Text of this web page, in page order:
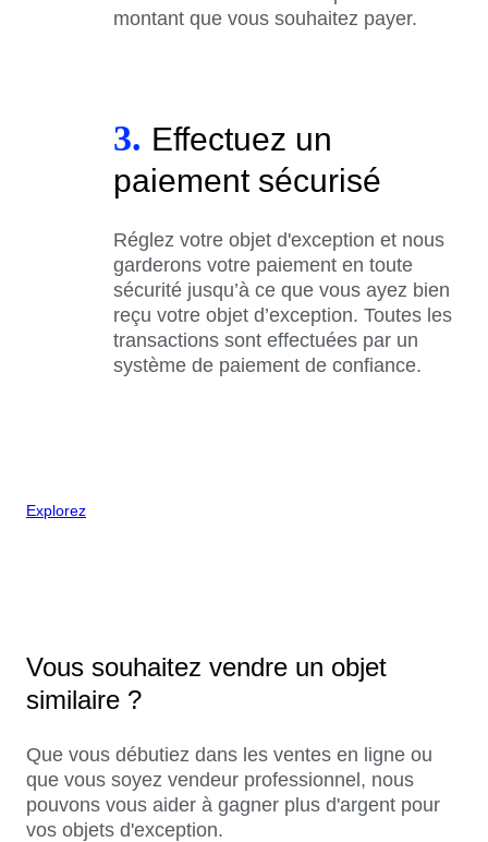
montant que vous souhaitez payer.
3. Effectuez un
paiement sécurisé
Réglez votre objet d'exception et nous
garderons votre paiement en toute
sécurité jusqu’à ce que vous ayez bien
reçu votre objet d’exception. Toutes les
transactions sont effectuées par un
système de paiement de confiance.
Explorez
Vous souhaitez vendre un objet
similaire ?
Que vous débutiez dans les ventes en ligne ou
que vous soyez vendeur professionnel, nous
pouvons vous aider à gagner plus d'argent pour
vos objets d'exception.